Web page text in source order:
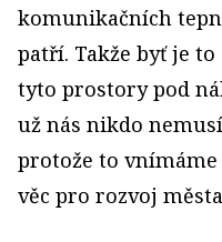
komunikačních
patří. Takže byť je
tyto prostory pod
už nás nikdo
protože to
věc pro rozvoj